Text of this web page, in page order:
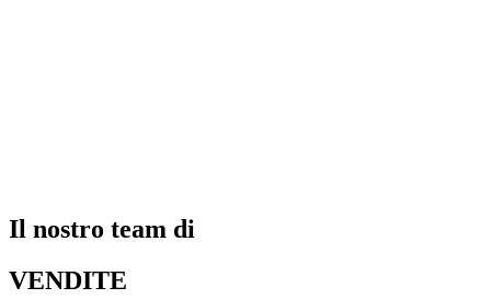
Il nostro team di
VENDITE